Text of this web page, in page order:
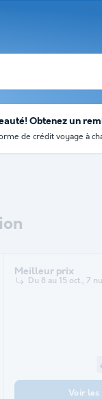
Obtenez un
de crédit voyage à
Meilleur prix
Du 8 au 15 oct., 7
Voir